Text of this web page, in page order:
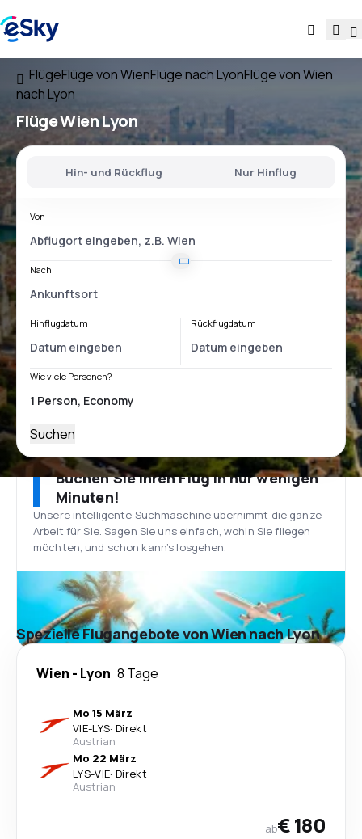
FlügeFlüge von WienFlüge nach LyonFlüge von Wien
nach Lyon
FlügeWien Lyon
Hin- und Rückflug Nur Hinflug
Von
Nach
Hinflugdatum Rückflugdatum
Wie viele Personen?
Suchen
Buchen Sie Ihren Flug in nur wenigen
Minuten!
Unsere intelligente Suchmaschine übernimmt die ganze
Arbeit für Sie. Sagen Sie uns einfach, wohin Sie fliegen
möchten, und schon kann’s losgehen.
Spezielle Flugangebote von Wien nach Lyon
Wien - Lyon 8 Tage
Mo 15 März
VIE-LYS· Direkt
Austrian
Mo 22 März
LYS-VIE· Direkt
Austrian
ab€ 180